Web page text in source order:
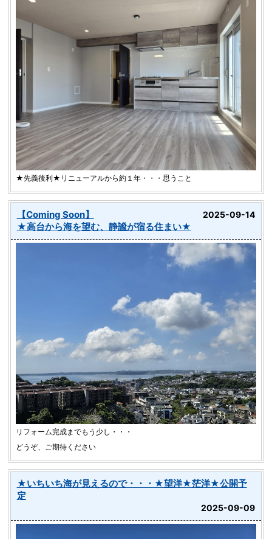
★先義後利★リニューアルから約１年・・・思うこと
【Coming Soon】
★高台から海を望む、静謐が宿る住まい★
2025-09-14
リフォーム完成までもう少し・・・
どうぞ、ご期待ください
★いちいち海が見えるので・・・★望洋★茫洋★公開予
定
2025-09-09